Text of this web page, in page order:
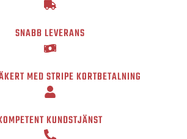
SNABB LEVERANS
MED STRIPE KORTBETALNING
KUNDSTJÄNST